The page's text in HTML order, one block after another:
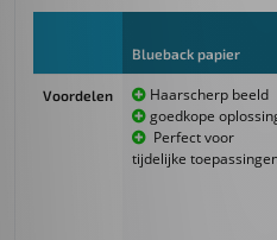
Blueback papier
Voordelen
Haarscherp beeld
goedkope
Perfect voor
tijdelijke